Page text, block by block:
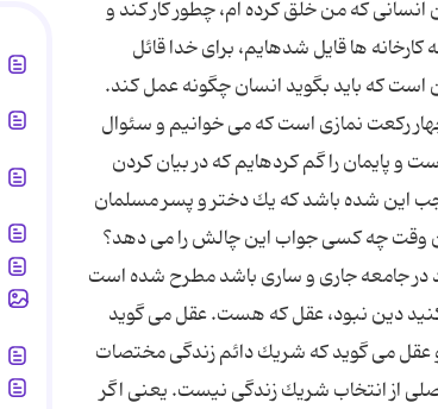
كه من خلق كرده ام، چطور كار كند و
ها قایل شدهایم، برای خدا قائل
است كه باید بگوید انسان چگونه عمل كند.
ركعت نمازی است كه می خوانیم و سئوال
و پایمان را گم كردهایم كه در بیان كردن
این شده باشد كه یك دختر و پسر مسلمان
وقت چه كسی جواب این چالش را می دهد؟
در جامعه جاری و ساری باشد مطرح شده است
كنید دین نبود، عقل كه هست. عقل می گوید
عقل می گوید كه شریك دائم زندگی مختصات
از انتخاب شریك زندگی نیست. یعنی اگر